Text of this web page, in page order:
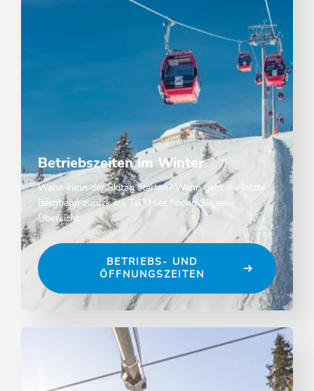
Betriebszeiten im Winter
Wann kann der Skitag starten? Wann geht die letzte
Bergbahn zurück ins Tal? Hier finden Sie eine
Übersicht.
BETRIEBS- UND
ÖFFNUNGSZEITEN